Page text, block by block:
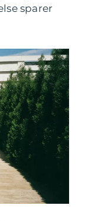
sparer